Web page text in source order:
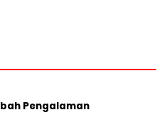
Pengalaman